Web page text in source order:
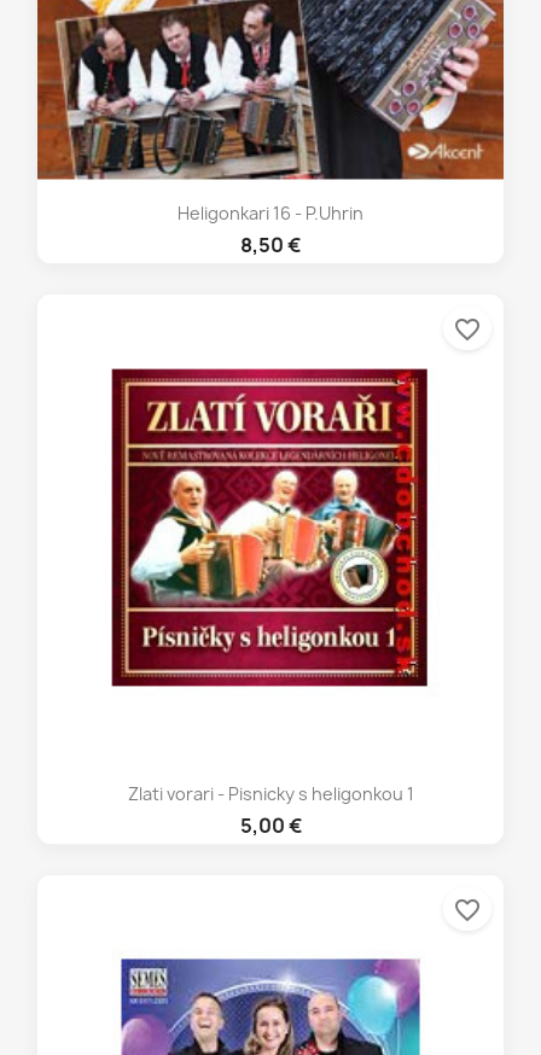
Heligonkari 16 - P.Uhrin
8,50 €
Zlati vorari - Pisnicky s heligonkou 1
5,00 €
favorite_border
favorite_border